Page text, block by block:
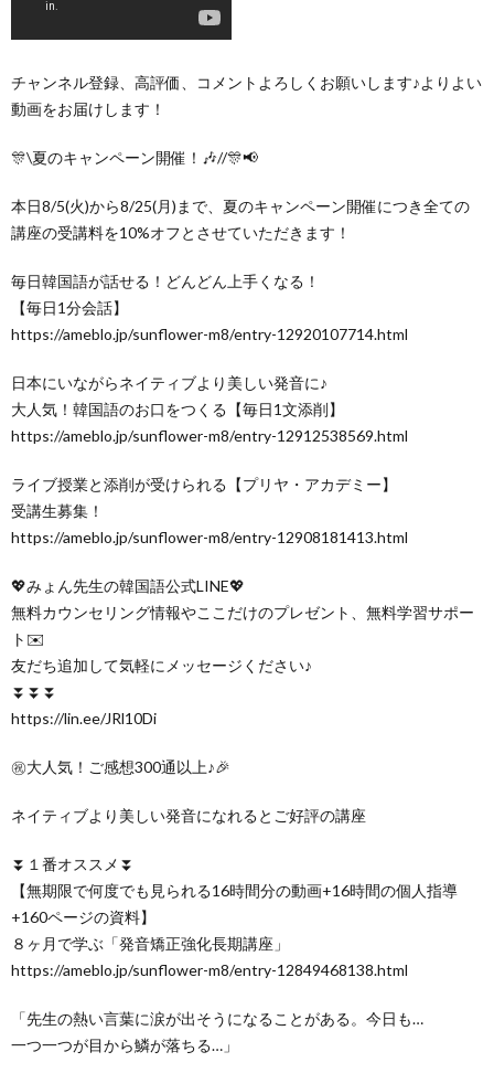
チャンネル登録、高評価、コメントよろしくお願いします♪よりよい
動画をお届けします！
🎊\夏のキャンペーン開催！🎶//🎊📢
本日8/5(火)から8/25(月)まで、夏のキャンペーン開催につき全ての
講座の受講料を10%オフとさせていただきます！
毎日韓国語が話せる！どんどん上手くなる！
【毎日1分会話】
https://ameblo.jp/sunflower-m8/entry-12920107714.html
日本にいながらネイティブより美しい発音に♪
大人気！韓国語のお口をつくる【毎日1文添削】
https://ameblo.jp/sunflower-m8/entry-12912538569.html
ライブ授業と添削が受けられる【プリヤ・アカデミー】
受講生募集！
https://ameblo.jp/sunflower-m8/entry-12908181413.html
💖みょん先生の韓国語公式LINE💖
無料カウンセリング情報やここだけのプレゼント、無料学習サポー
ト✉️
友だち追加して気軽にメッセージください♪
⏬⏬⏬
https://lin.ee/JRl10Di
㊗️大人気！ご感想300通以上♪🎉
ネイティブより美しい発音になれるとご好評の講座
⏬１番オススメ⏬
【無期限で何度でも見られる16時間分の動画+16時間の個人指導
+160ページの資料】
８ヶ月で学ぶ「発音矯正強化長期講座」
https://ameblo.jp/sunflower-m8/entry-12849468138.html
「先生の熱い言葉に涙が出そうになることがある。今日も…
一つ一つが目から鱗が落ちる…」